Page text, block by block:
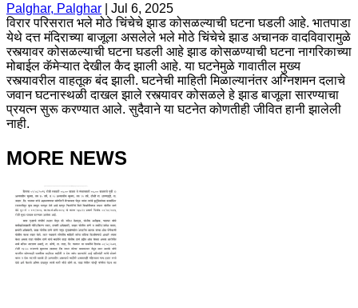
Palghar, Palghar
Jul 6, 2025
विरार परिसरात भले मोठे चिंचेचे झाड कोसळल्याची घटना घडली आहे. भातपाडा
येथे दत्त मंदिराच्या बाजूला असलेले भले मोठे चिंचेचे झाड अचानक वादविवारामुळे
रस्त्यावर कोसळल्याची घटना घडली आहे झाड कोसळण्याची घटना नागरिकाच्या
मोबाईल कॅमेऱ्यात देखील कैद झाली आहे. या घटनेमुळे गावातील मुख्य
रस्त्यावरील वाहतूक बंद झाली. घटनेची माहिती मिळाल्यानंतर अग्निशमन दलाचे
जवान घटनास्थळी दाखल झाले रस्त्यावर कोसळले हे झाड बाजूला सारण्याचा
प्रयत्न सुरू करण्यात आले. सुदैवाने या घटनेत कोणतीही जीवित हानी झालेली
नाही.
MORE NEWS